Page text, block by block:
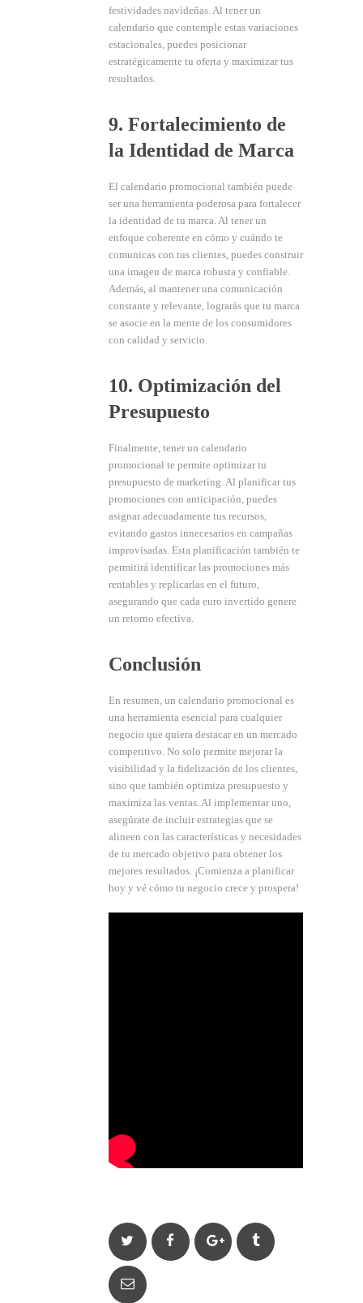
festividades navideñas. Al tener un
calendario que contemple estas variaciones
estacionales, puedes posicionar
estratégicamente tu oferta y maximizar tus
resultados.
9. Fortalecimiento de
la Identidad de Marca
El calendario promocional también puede
ser una herramienta poderosa para fortalecer
la identidad de tu marca. Al tener un
enfoque coherente en cómo y cuándo te
comunicas con tus clientes, puedes construir
una imagen de marca robusta y confiable.
Además, al mantener una comunicación
constante y relevante, lograrás que tu marca
se asocie en la mente de los consumidores
con calidad y servicio.
10. Optimización del
Presupuesto
Finalmente, tener un calendario
promocional te permite optimizar tu
presupuesto de marketing. Al planificar tus
promociones con anticipación, puedes
asignar adecuadamente tus recursos,
evitando gastos innecesarios en campañas
improvisadas. Esta planificación también te
permitirá identificar las promociones más
rentables y replicarlas en el futuro,
asegurando que cada euro invertido genere
un retorno efectiva.
Conclusión
En resumen, un calendario promocional es
una herramienta esencial para cualquier
negocio que quiera destacar en un mercado
competitivo. No solo permite mejorar la
visibilidad y la fidelización de los clientes,
sino que también optimiza presupuesto y
maximiza las ventas. Al implementar uno,
asegúrate de incluir estrategias que se
alineen con las características y necesidades
de tu mercado objetivo para obtener los
mejores resultados. ¡Comienza a planificar
hoy y vé cómo tu negocio crece y prospera!